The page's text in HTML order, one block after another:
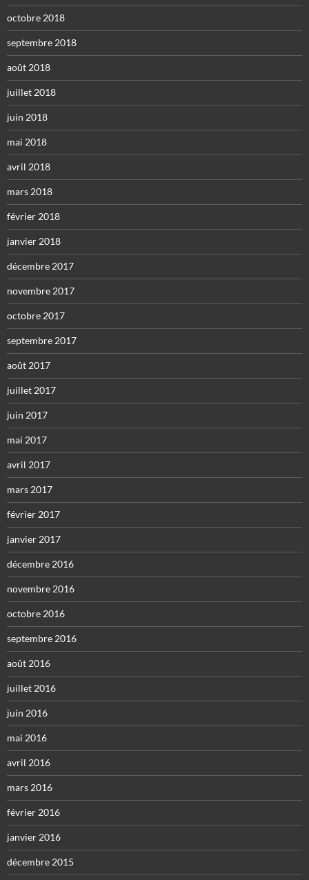
octobre 2018
septembre 2018
août 2018
juillet 2018
juin 2018
mai 2018
avril 2018
mars 2018
février 2018
janvier 2018
décembre 2017
novembre 2017
octobre 2017
septembre 2017
août 2017
juillet 2017
juin 2017
mai 2017
avril 2017
mars 2017
février 2017
janvier 2017
décembre 2016
novembre 2016
octobre 2016
septembre 2016
août 2016
juillet 2016
juin 2016
mai 2016
avril 2016
mars 2016
février 2016
janvier 2016
décembre 2015